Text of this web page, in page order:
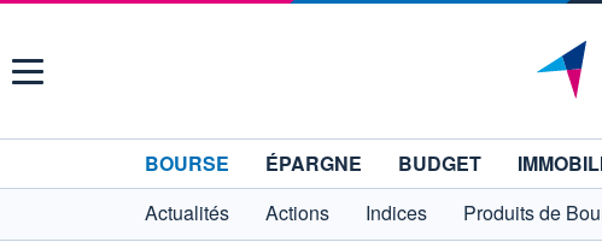
Menu
BOURSE ÉPARGNE BUDGET
Actualités
Actions Indices Produits de